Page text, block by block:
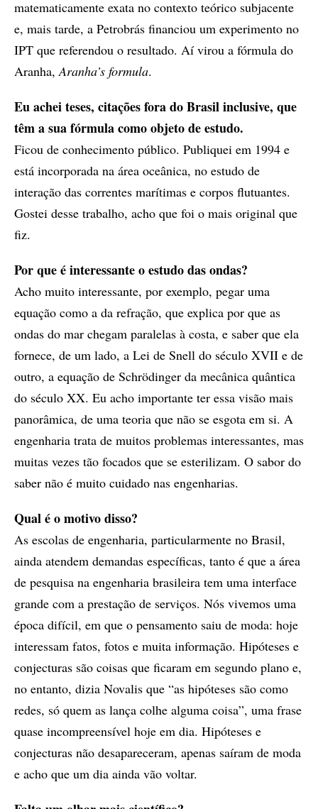
matematicamente exata no contexto teórico subjacente
e, mais tarde, a Petrobrás financiou um experimento no
IPT que referendou o resultado. Aí virou a fórmula do
Aranha,Aranha’s formula.
Eu achei teses, citações fora do Brasil inclusive, que
têm a sua fórmula como objeto de estudo.
Ficou de conhecimento público. Publiquei em 1994 e
está incorporada na área oceânica, no estudo de
interação das correntes marítimas e corpos flutuantes.
Gostei desse trabalho, acho que foi o mais original que
fiz.
Por que é interessante o estudo das ondas?
Acho muito interessante, por exemplo, pegar uma
equação como a da refração, que explica por que as
ondas do mar chegam paralelas à costa, e saber que ela
fornece, de um lado, a Lei de Snell do século XVII e de
outro, a equação de Schrödinger da mecânica quântica
do século XX. Eu acho importante ter essa visão mais
panorâmica, de uma teoria que não se esgota em si. A
engenharia trata de muitos problemas interessantes, mas
muitas vezes tão focados que se esterilizam. O sabor do
saber não é muito cuidado nas engenharias.
Qual é o motivo disso?
As escolas de engenharia, particularmente no Brasil,
ainda atendem demandas específicas, tanto é que a área
de pesquisa na engenharia brasileira tem uma interface
grande com a prestação de serviços. Nós vivemos uma
época difícil, em que o pensamento saiu de moda: hoje
interessam fatos, fotos e muita informação. Hipóteses e
conjecturas são coisas que ficaram em segundo plano e,
no entanto, dizia Novalis que “as hipóteses são como
redes, só quem as lança colhe alguma coisa”, uma frase
quase incompreensível hoje em dia. Hipóteses e
conjecturas não desapareceram, apenas saíram de moda
e acho que um dia ainda vão voltar.